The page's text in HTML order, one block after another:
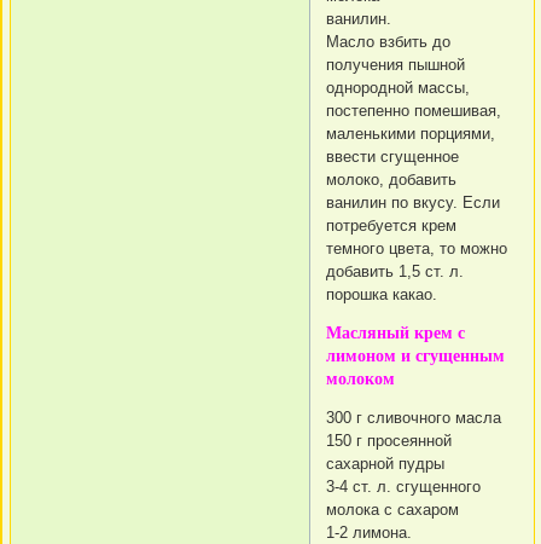
ванилин.
Масло взбить до
получения пышной
однородной массы,
постепенно помешивая,
маленькими порциями,
ввести сгущенное
молоко, добавить
ванилин по вкусу. Если
потребуется крем
темного цвета, то можно
добавить 1,5 ст. л.
порошка какао.
Масляный крем с
лимоном и сгущенным
молоком
300 г сливочного масла
150 г просеянной
сахарной пудры
3-4 ст. л. сгущенного
молока с сахаром
1-2 лимона.